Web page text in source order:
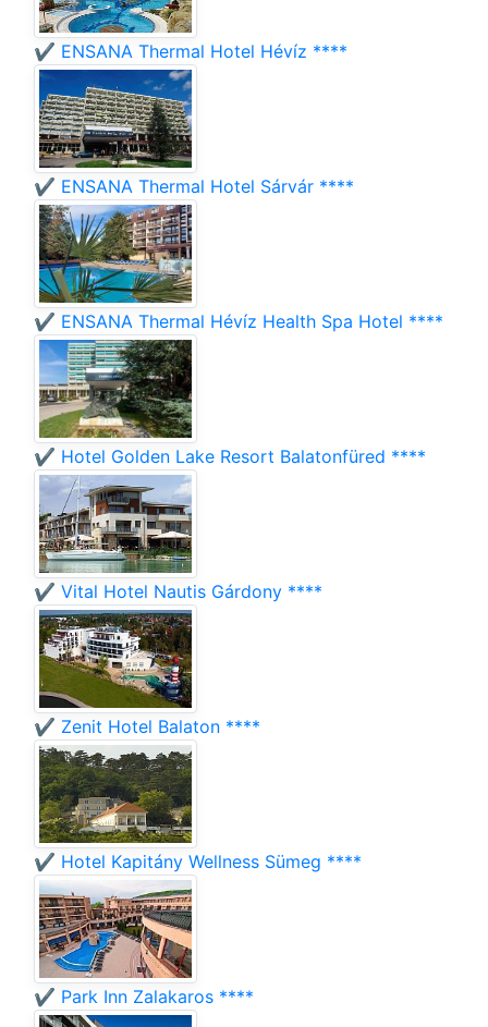
✔️ ENSANA Thermal Hotel Hévíz ****
✔️ ENSANA Thermal Hotel Sárvár ****
✔️ ENSANA Thermal Hévíz Health Spa Hotel ****
✔️ Hotel Golden Lake Resort Balatonfüred ****
✔️ Vital Hotel Nautis Gárdony ****
✔️ Zenit Hotel Balaton ****
✔️ Hotel Kapitány Wellness Sümeg ****
✔️ Park Inn Zalakaros ****